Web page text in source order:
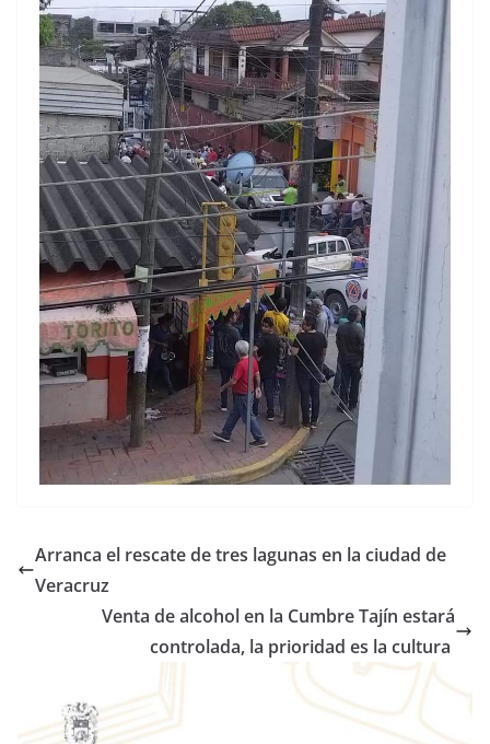
Arranca el rescate de tres lagunas en la ciudad de
Veracruz
Venta de alcohol en la Cumbre Tajín estará
controlada, la prioridad es la cultura